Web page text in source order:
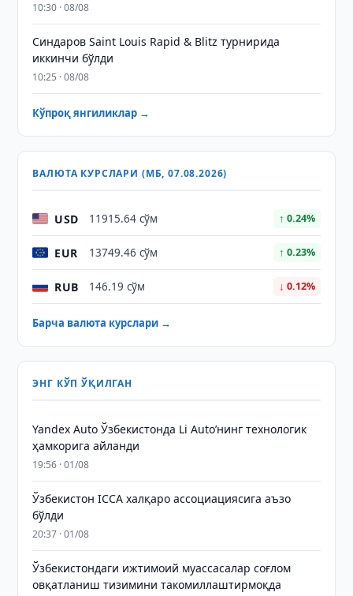
10:30 · 08/08
Синдаров Saint Louis Rapid & Blitz турнирида
иккинчи бўлди
10:25 · 08/08
Кўпроқ янгиликлар →
ВАЛЮТА КУРСЛАРИ (МБ, 07.08.2026)
USD 11915.64 сўм ↑ 0.24%
EUR 13749.46 сўм ↑ 0.23%
RUB 146.19 сўм ↓ 0.12%
Барча валюта курслари →
ЭНГ КЎП ЎҚИЛГАН
Yandex Auto Ўзбекистонда Li Auto’нинг технологик
ҳамкорига айланди
19:56 · 01/08
Ўзбекистон ICCA халқаро ассоциациясига аъзо
бўлди
20:37 · 01/08
Ўзбекистондаги ижтимоий муассасалар соғлом
овқатланиш тизимини такомиллаштирмоқда